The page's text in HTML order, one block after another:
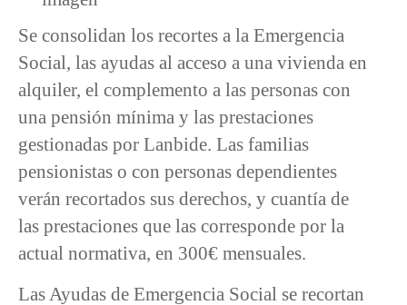
Se consolidan los recortes a la Emergencia
Social, las ayudas al acceso a una vivienda en
alquiler, el complemento a las personas con
una pensión mínima y las prestaciones
gestionadas por Lanbide. Las familias
pensionistas o con personas dependientes
verán recortados sus derechos, y cuantía de
las prestaciones que las corresponde por la
actual normativa, en 300€ mensuales.
Las Ayudas de Emergencia Social se recortan